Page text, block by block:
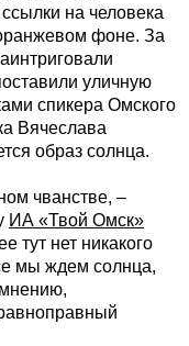
на человека
фоне. За
уличную
спикера Омского
Вячеслава
образ солнца.
чванстве, –
ИА «Твой Омск»
тут нет никакого
мы ждем солнца,